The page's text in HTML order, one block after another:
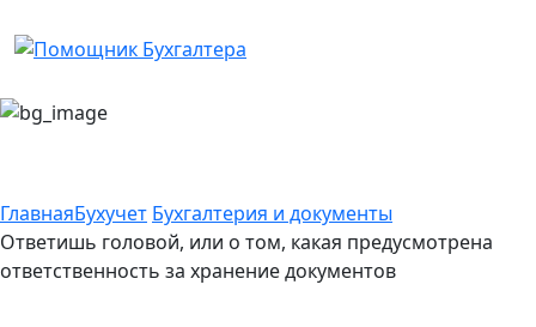
ГлавнаяБухучет Бухгалтерия и документы
Ответишь головой, или о том, какая предусмотрена
ответственность за хранение документов